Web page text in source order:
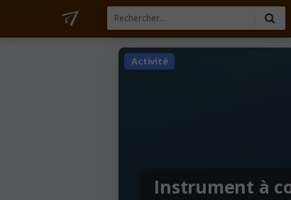
Activité
Instrument à